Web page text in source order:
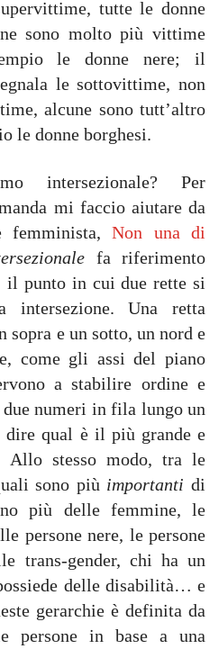
tutte le donne
sono molto più vittime
le donne nere; il
le sottovittime, non
alcune sono tutt’altro
le donne borghesi.
intersezionale? Per
mi faccio aiutare da
femminista,Non una di
fa riferimento
il punto in cui due rette si
intersezione. Una retta
sopra e un sotto, un nord e
come gli assi del piano
a stabilire ordine e
numeri in fila lungo un
dire qual è il più grande e
stesso modo, tra le
sono più importanti di
più delle femmine, le
persone nere, le persone
trans-gender, chi ha un
delle disabilità… e
gerarchie è definita da
persone in base a una